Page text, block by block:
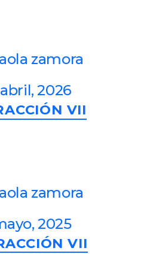
zamora
2026
Categories VII
zamora
2025
Categories VII